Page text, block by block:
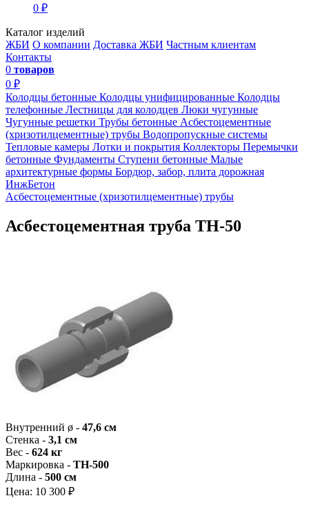
0 ₽
Каталог изделий
ЖБИ О компании Доставка ЖБИ Частным клиентам
Контакты
0 товаров
0 ₽
Колодцы бетонные Колодцы унифицированные Колодцы
телефонные Лестницы для колодцев Люки чугунные
Чугунные решетки Трубы бетонные Асбестоцементные
(хризотилцементные) трубы Водопропускные системы
Тепловые камеры Лотки и покрытия Коллекторы Перемычки
бетонные Фундаменты Ступени бетонные Малые
архитектурные формы Бордюр, забор, плита дорожная
ИнжБетон
Асбестоцементные (хризотилцементные) трубы
Асбестоцементная труба ТН-50
Внутренний ø - 47,6 см
Стенка - 3,1 см
Вес - 624 кг
Маркировка - ТН-500
Длина - 500 см
Цена: 10 300 ₽